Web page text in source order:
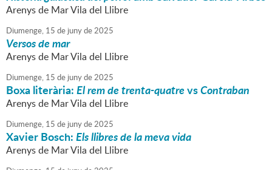
Arenys de Mar Vila del Llibre
Diumenge, 15 de junyde2025
Versos de mar
Arenys de Mar Vila del Llibre
Diumenge, 15 de junyde2025
Boxa literària:El rem de trenta-quatrevsContraban
Arenys de Mar Vila del Llibre
Diumenge, 15 de junyde2025
Xavier Bosch:Els llibres de la meva vida
Arenys de Mar Vila del Llibre